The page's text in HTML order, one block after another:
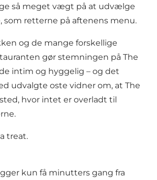
så meget vægt på at udvælge
som retterne på aftenens menu.
og de mange forskellige
gør stemningen på The
intim og hyggelig – og det
udvalgte oste vidner om, at The
hvor intet er overladt til
treat.
kun få minutters gang fra